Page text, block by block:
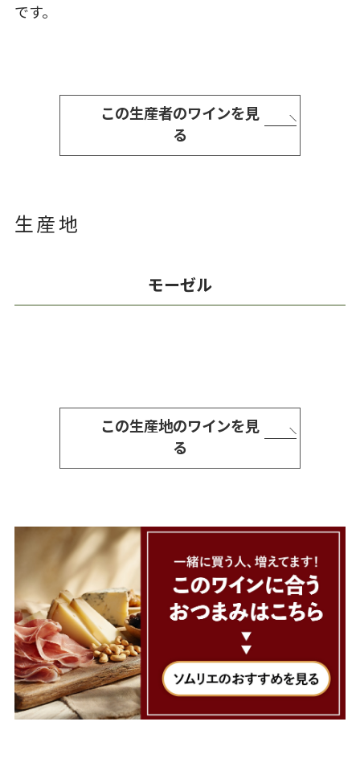
です。
この生産者のワインを見
る
生産地
モーゼル
この生産地のワインを見
る